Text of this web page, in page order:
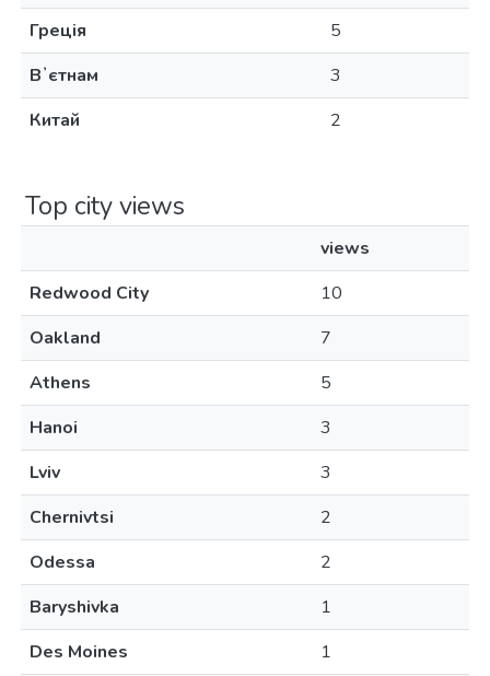
Греція
5
Вʼєтнам
3
Китай
2
Top city views
views
Redwood City
10
Oakland
7
Athens
5
Hanoi
3
Lviv
3
Chernivtsi
2
Odessa
2
Baryshivka
1
Des Moines
1